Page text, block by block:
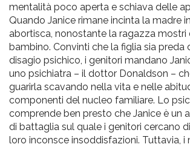
mentalità poco aperta e schiava delle
Quando Janice rimane incinta la madre
abortisca, nonostante la ragazza mostri
bambino. Convinti che la figlia sia preda
disagio psichico, i genitori mandano
uno psichiatra – il dottor Donaldson –
guarirla scavando nella vita e nelle
componenti del nucleo familiare. Lo
comprende ben presto che Janice è un
di battaglia sul quale i genitori cercano
loro inconsce insoddisfazioni. Tuttavia, i